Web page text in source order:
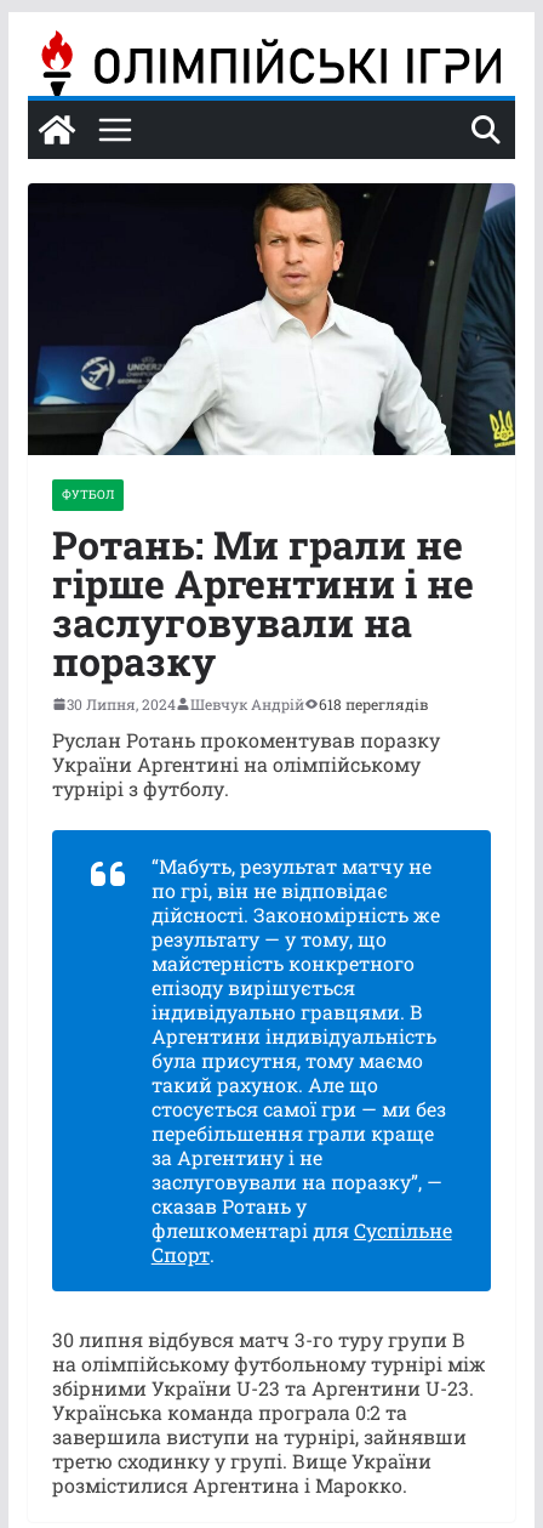
вмісту
ФУТБОЛ
Ротань: Ми грали не
гірше Аргентини і не
заслуговували на
поразку
30 Липня, 2024 Шевчук Андрій 618 переглядів
Руслан Ротань прокоментував поразку
України Аргентині на олімпійському
турнірі з футболу.
“Мабуть, результат матчу не
по грі, він не відповідає
дійсності. Закономірність же
результату — у тому, що
майстерність конкретного
епізоду вирішується
індивідуально гравцями. В
Аргентини індивідуальність
була присутня, тому маємо
такий рахунок. Але що
стосується самої гри — ми без
перебільшення грали краще
за Аргентину і не
заслуговували на поразку”, —
сказав Ротань у
флешкоментарі дляСуспільне
Спорт.
30 липня відбувся матч 3-го туру групи В
на олімпійському футбольному турнірі між
збірними України U-23 та Аргентини U-23.
Українська команда програла 0:2 та
завершила виступи на турнірі, зайнявши
третю сходинку у групі. Вище України
розмістилися Аргентина і Марокко.